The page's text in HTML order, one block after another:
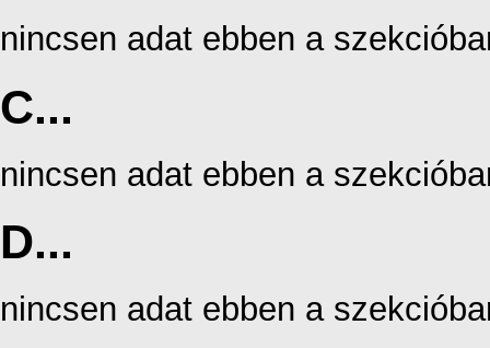
nincsen adat ebben a
C...
nincsen adat ebben a
D...
nincsen adat ebben a